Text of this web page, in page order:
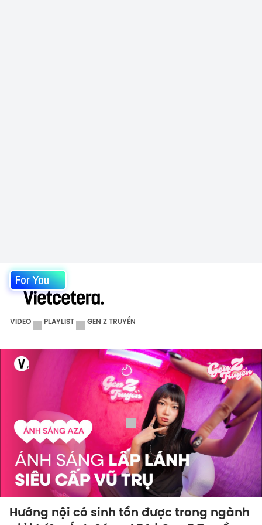
For You
VIDEO PLAYLIST GEN Z TRUYỀN
Hướng nội có sinh tồn được trong ngành